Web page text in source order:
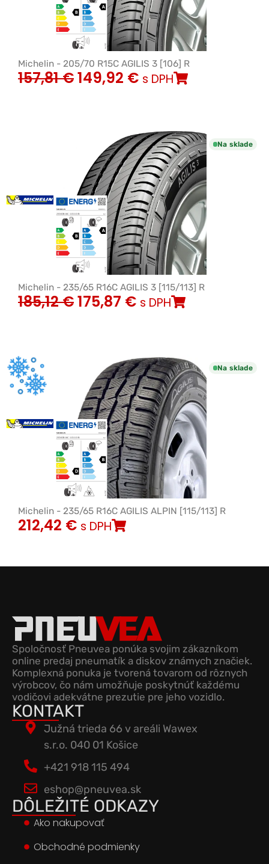
Michelin - 205/70 R15C AGILIS 3 [106] R
157,81€149,92 € s DPH
Na sklade
Michelin - 235/65 R16C AGILIS 3 [115/113] R
185,12€175,87 € s DPH
Na sklade
Michelin - 235/65 R16C AGILIS ALPIN [115/113] R
212,42 € s DPH
Spoločnosť Pneuvea ponúka svojim zákazníkom
online predaj pneumatík a diskov známych značiek.
Komplexná ponuka je tvorená tovarom od rôznych
výrobcov, čo nám umožňuje poskytnúť každému
vodičovi adekvátne prezutie pre jeho vozidlo.
KONTAKT
Južná trieda 66 v areáli Wawex
s.r.o. 040 01 Košice
+421 918 115 494
eshop@pneuvea.sk
DÔLEŽITÉ ODKAZY
Ako nakupovať
Obchodné podmienky